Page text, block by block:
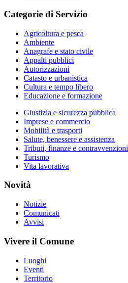
Categorie di Servizio
Agricoltura e pesca
Ambiente
Anagrafe e stato civile
Appalti pubblici
Autorizzazioni
Catasto e urbanistica
Cultura e tempo libero
Educazione e formazione
Giustizia e sicurezza pubblica
Imprese e commercio
Mobilità e trasporti
Salute, benessere e assistenza
Tributi, finanze e contravvenzioni
Turismo
Vita lavorativa
Novità
Notizie
Comunicati
Avvisi
Vivere il Comune
Luoghi
Eventi
Territorio